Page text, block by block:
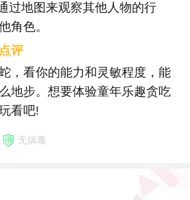
过地图来观察其他人物的行
角色。
评
，看你的能力和灵敏程度，能
地步。想要体验童年乐趣贪吃
看吧!
无病毒